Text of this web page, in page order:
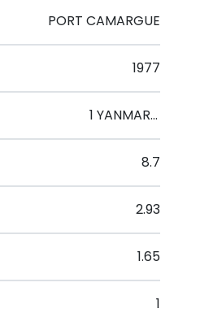
PORT CAMARGUE
1977
1 YANMAR 2GM 20 CV
8.7
2.93
1.65
1